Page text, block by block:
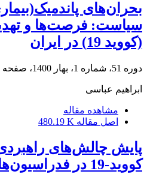
بحران‌های
سیاست: فرصت‌ها و
(کووید 19) در ایران
دوره 51، شماره 1، بهار 1400، صفحه
ابراهیم عباسی
مشاهده مقاله
اصل مقاله 480.19 K
پایش چالش‌های
کووید-19 در فدراسیون‌های ورزشی